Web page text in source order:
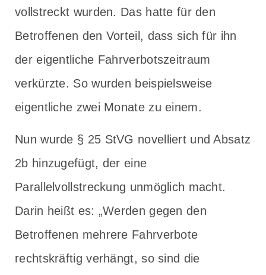
vollstreckt wurden. Das hatte für den
Betroffenen den Vorteil, dass sich für ihn
der eigentliche Fahrverbotszeitraum
verkürzte. So wurden beispielsweise
eigentliche zwei Monate zu einem.
Nun wurde § 25 StVG novelliert und Absatz
2b hinzugefügt, der eine
Parallelvollstreckung unmöglich macht.
Darin heißt es: „Werden gegen den
Betroffenen mehrere Fahrverbote
rechtskräftig verhängt, so sind die